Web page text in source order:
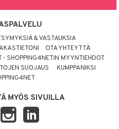
& VASTAUKSIA
OTA YHTEYTTÄ
- SHOPPING4NETIN MYYNTIEHDOT
SUOJAUS
KUMPPANIKSI
MYÖS SIVUILLA